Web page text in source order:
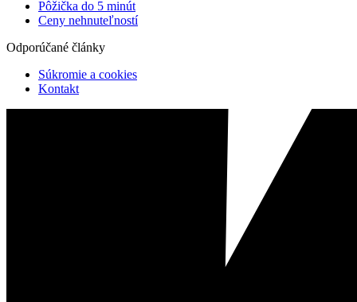
Pôžička do 5 minút
Ceny nehnuteľností
Odporúčané články
Súkromie a cookies
Kontakt